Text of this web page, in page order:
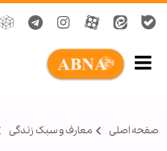
صفحه اصلی معارف و سبک زندگی